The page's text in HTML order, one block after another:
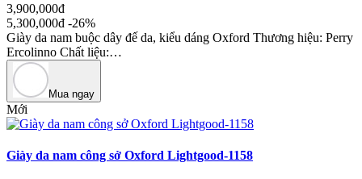
3,900,000đ
5,300,000đ -26%
Giày da nam buộc dây đế da, kiểu dáng Oxford Thương hiệu: Perry
Ercolinno Chất liệu:…
Mua ngay
Mới
Giày da nam công sở Oxford Lightgood-1158